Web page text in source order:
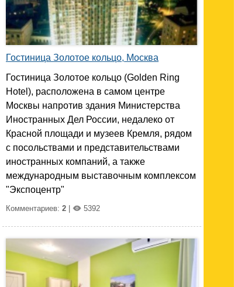
Гостиница Золотое кольцо, Москва
Гостиница Золотое кольцо (Golden Ring
Hotel), расположена в самом центре
Москвы напротив здания Министерства
Иностранных Дел России, недалеко от
Красной площади и музеев Кремля, рядом
с посольствами и представительствами
иностранных компаний, а также
международным выставочным комплексом
"Экспоцентр"
Комментариев: 2 | 5392